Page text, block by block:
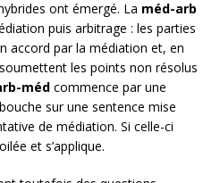
ont émergé. La méd-arb
puis arbitrage : les parties
accord par la médiation et, en
les points non résolus
méd commence par une
sur une sentence mise
de médiation. Si celle-ci
et s’applique.